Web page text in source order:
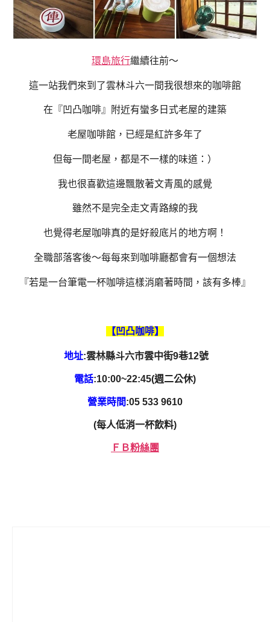
環島旅行繼續往前～
這一站我們來到了雲林斗六一間我很想來的咖啡館
在『凹凸咖啡』附近有蠻多日式老屋的建築
老屋咖啡館，已經是紅許多年了
但每一間老屋，都是不一樣的味道：）
我也很喜歡這邊飄散著文青風的感覺
雖然不是完全走文青路線的我
也覺得老屋咖啡真的是好殺底片的地方啊！
全職部落客後～每每來到咖啡廳都會有一個想法
『若是一台筆電一杯咖啡這樣消磨著時間，該有多棒』
【凹凸咖啡】
地址:雲林縣斗六市雲中街9巷12號
電話:10:00~22:45(週二公休)
營業時間:05 533 9610
(每人低消一杯飲料)
ＦＢ粉絲團